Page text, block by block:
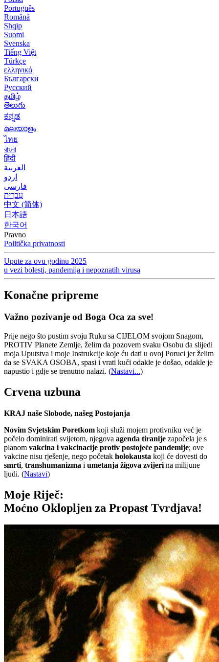
Português
Română
Shqip
Suomi
Svenska
Tiếng Việt
Türkçe
ελληνικά
Български
Русский
தமிழ்
తెలుగు
ಕನ್ನಡ
മലയാളം
ไทย
বাংলা
हिंदी
العربية
اردو
فارسی
עִברִית
中文 (简体)
日本語
한국어
Pravno
Politička privatnosti
Upute za ovu godinu 2025
u vezi bolesti, pandemija i nepoznatih virusa
Konačne pripreme
Važno pozivanje od Boga Oca za sve!
Prije nego što pustim svoju Ruku sa CIJELOM svojom Snagom,
PROTIV Planete Zemlje, želim da pozovem svaku Osobu da slijedi
moja Uputstva i moje Instrukcije koje ću dati u ovoj Poruci jer želim
da se SVAKA OSOBA, spasi i vrati kući odakle je došao, odakle je
napustio i gdje se trenutno nalazi. (Nastavi...)
Crvena uzbuna
KRAJ naše Slobode, našeg Postojanja
Novim Svjetskim Poretkom koji služi mojem protivniku već je
počelo dominirati svijetom, njegova agenda tiranije započela je s
planom vakcina i vakcinacije protiv postojeće pandemije; ove
vakcine nisu rješenje, nego početak holokausta koji će dovesti do
smrti, transhumanizma i umetanja žigova zvijeri na milijune
ljudi. (Nastavi)
Moje Riječ:
Moćno Oklopljen za Propast Tvrdjava!